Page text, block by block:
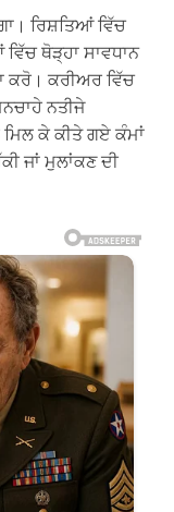
ਰਿਸ਼ਤਿਆਂ ਵਿੱਚ
ਥੋੜ੍ਹਾ ਸਾਵਧਾਨ
ਕਰੋ। ਕਰੀਅਰ ਵਿੱਚ
ਨਤੀਜੇ
ਕੇ ਕੀਤੇ ਗਏ ਕੰਮਾਂ
ਜਾਂ ਮੁਲਾਂਕਣ ਦੀ